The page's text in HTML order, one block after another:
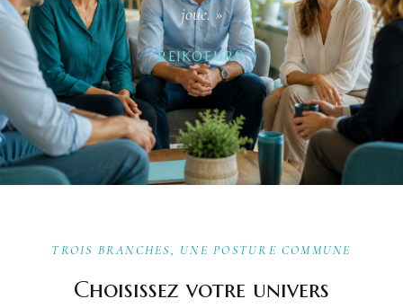
joue. »
REIKOEUR®
TROIS BRANCHES, UNE POSTURE COMMUNE
Choisissez votre univers